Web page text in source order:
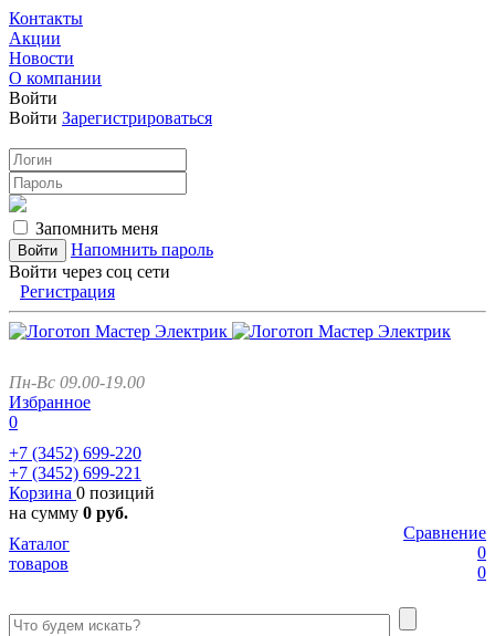
Контакты
Акции
Новости
О компании
Войти
Войти Зарегистрироваться
Запомнить меня
Напомнить пароль
Войти через соц сети
Регистрация
Пн-Вс 09.00-19.00
Избранное
0
+7 (3452) 699-220
+7 (3452) 699-221
Корзина 0 позиций
на сумму 0 руб.
Сравнение
0
0
Каталог
товаров